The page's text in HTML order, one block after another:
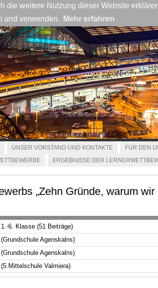
weitere Nutzung dieser Website
und verwenden.
Mehr erfahren
UNSER VORSTAND UND KONTAKTE FÜR DEN
ERGEBNISSE DER
„Zehn Gründe, warum wir
1.-6. Klasse (51 Beiträge)
(Grundschule Agenskalns)
(Grundschule Agenskalns)
(5.Mittelschule Valmiera)